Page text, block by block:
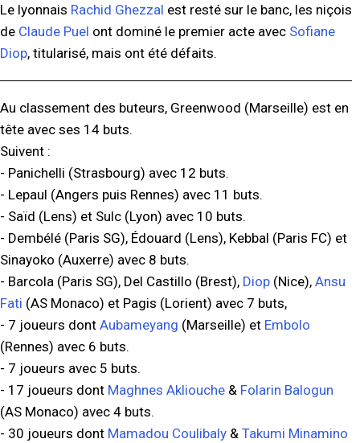
Le lyonnais Rachid Ghezzal est resté sur le banc, les niçois
de Claude Puel ont dominé le premier acte avec Sofiane
Diop, titularisé, mais ont été défaits.
Au classement des buteurs, Greenwood (Marseille) est en
tête avec ses 14 buts.
Suivent :
- Panichelli (Strasbourg) avec 12 buts.
- Lepaul (Angers puis Rennes) avec 11 buts.
- Saïd (Lens) et Sulc (Lyon) avec 10 buts.
- Dembélé (Paris SG), Édouard (Lens), Kebbal (Paris FC) et
Sinayoko (Auxerre) avec 8 buts.
- Barcola (Paris SG), Del Castillo (Brest), Diop (Nice), Ansu
Fati (AS Monaco) et Pagis (Lorient) avec 7 buts,
- 7 joueurs dont Aubameyang (Marseille) et Embolo
(Rennes) avec 6 buts.
- 7 joueurs avec 5 buts.
- 17 joueurs dont Maghnes Akliouche & Folarin Balogun
(AS Monaco) avec 4 buts.
- 30 joueurs dont Mamadou Coulibaly & Takumi Minamino